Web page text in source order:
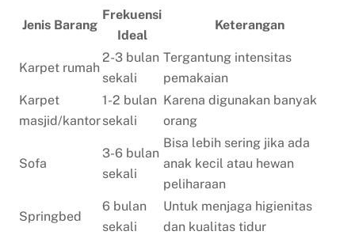
Jenis Barang
Frekuensi
Ideal
Keterangan
Karpet rumah
2-3 bulan
sekali
Tergantung intensitas
pemakaian
Karpet
masjid/kantor
1-2 bulan
sekali
Karena digunakan banyak
orang
Sofa
3-6 bulan
sekali
Bisa lebih sering jika ada
anak kecil atau hewan
peliharaan
Springbed
6 bulan
sekali
Untuk menjaga higienitas
dan kualitas tidur